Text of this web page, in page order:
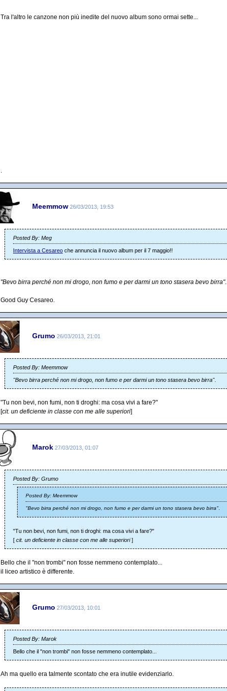
Tra l'altro le canzone non più inedite del nuovo album sono ormai sette...
.
Meemmow 26/03/2013, 19:53
Posted By: Meg
Intervista a Cesareo che annuncia il nuovo album per il 7 maggio!!
"Bevo birra perché non mi drogo, non fumo e per darmi un tono stasera bevo birra".
Good Guy Cesareo.
Grumo 26/03/2013, 21:01
Posted By: Meemmow
"Bevo birra perché non mi drogo, non fumo e per darmi un tono stasera bevo birra".
"Tu non bevi, non fumi, non ti droghi: ma cosa vivi a fare?"
[cit. un deficiente in classe con me alle superiori]
Marok 27/03/2013, 01:07
Posted By: Grumo
Posted By: Meemmow
"Bevo birra perché non mi drogo, non fumo e per darmi un tono stasera bevo birra"
"Tu non bevi, non fumi, non ti droghi: ma cosa vivi a fare?"
[ cit. un deficiente in classe con me alle superiori]
Bello che il "non trombi" non fosse nemmeno contemplato...
il liceo artistico è differente.
Grumo 27/03/2013, 10:01
Posted By: Marok
Bello che il "non trombi" non fosse nemmeno contemplato...
Ah ma quello era talmente scontato che era inutile evidenziarlo.